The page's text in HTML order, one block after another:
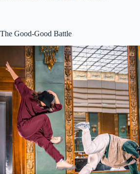
The Good-Good Battle